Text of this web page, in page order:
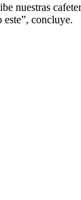
nuestras
concluye.